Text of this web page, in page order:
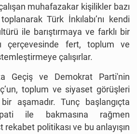
muhafazakar kişilikler bazı
Türk İnkılabı’nı kendi
ile barıştırmaya ve farklı bir
çerçevesinde fert, toplum ve
çalışırlar.
Geçiş ve Demokrat Parti'nin
toplum ve siyaset görüşleri
aşamadır. Tunç başlangıçta
ile bakmasına rağmen
politikası ve bu anlayışın